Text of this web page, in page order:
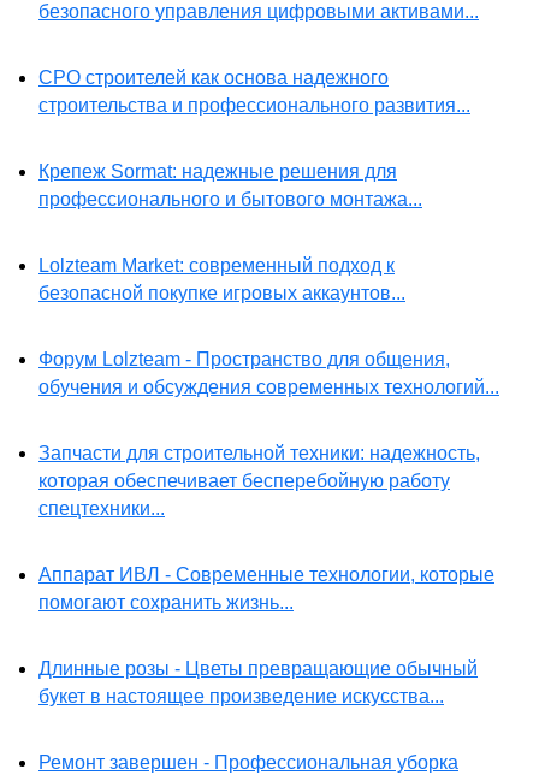
безопасного управления цифровыми активами...
СРО строителей как основа надежного
строительства и профессионального развития...
Крепеж Sormat: надежные решения для
профессионального и бытового монтажа...
Lolzteam Market: современный подход к
безопасной покупке игровых аккаунтов...
Форум Lolzteam - Пространство для общения,
обучения и обсуждения современных технологий...
Запчасти для строительной техники: надежность,
которая обеспечивает бесперебойную работу
спецтехники...
Аппарат ИВЛ - Современные технологии, которые
помогают сохранить жизнь...
Длинные розы - Цветы превращающие обычный
букет в настоящее произведение искусства...
Ремонт завершен - Профессиональная уборка